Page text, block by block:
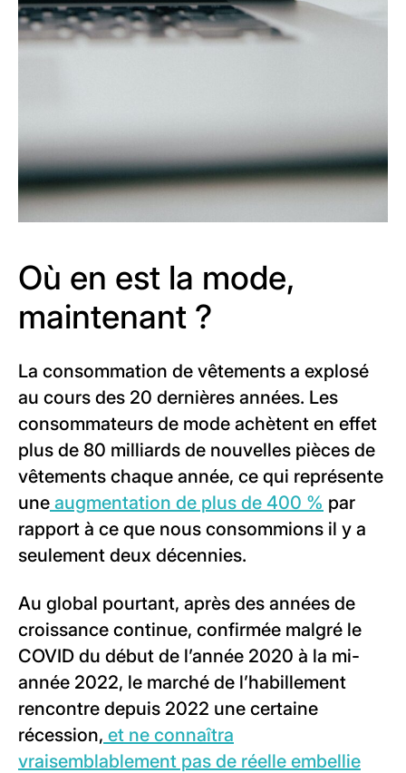
Où en est la mode,
maintenant ?
La consommation de vêtements a explosé
au cours des 20 dernières années. Les
consommateurs de mode achètent en effet
plus de 80 milliards de nouvelles pièces de
vêtements chaque année, ce qui représente
une augmentation de plus de 400 % par
rapport à ce que nous consommions il y a
seulement deux décennies.
Au global pourtant, après des années de
croissance continue, confirmée malgré le
COVID du début de l’année 2020 à la mi-
année 2022, le marché de l’habillement
rencontre depuis 2022 une certaine
récession, et ne connaîtra
vraisemblablement pas de réelle embellie